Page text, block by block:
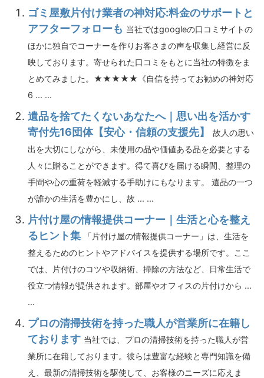
ゴミ屋敷片付け業者の神対応:料金のサポートと
アフターフォローも 当社ではgoogleの口コミサイトの
ほかに独自でコーナーを作りお客さまの声を収集し経営に反
映しております。寄せられた口コミをもとに当社の特徴をま
とめてみました。★★★★★《自信を持ってお勧めの神対応
6 ... ...
遺品を捨てたくないあなたへ｜思い出を活かす
寄付先16団体【安心・信頼の支援先】
故人の思い
出を大切にしながら、未使用の品や価値ある品を必要とする
人々に贈ることができます。得て喜びを届ける瞬間、整理の
手間や心の重荷を軽減する手助けにもなります。 遺品の一つ
が誰かの生活を豊かにし、故 ... ...
片付け屋の情報提供コーナー｜生活と心を整え
るヒント集
「片付け屋の情報提供コーナー」は、生活を
整えるためのヒントやアドバイスを提供する場所です。ここ
では、片付けのコツや収納術、掃除の方法など、日常生活で
役立つ情報が提供されます。部屋やオフィスの片付けから ...
...
プロの清掃技術を持った職人が営業所に在籍し
ております 当社では、プロの清掃技術を持った職人が営
業所に在籍しております。彼らは豊富な経験と専門知識を備
え、最新の清掃技術を駆使して、お客様のニーズに応えま